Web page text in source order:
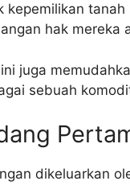
kepemilikan
hak mereka
juga
sebuah
dikeluarkan